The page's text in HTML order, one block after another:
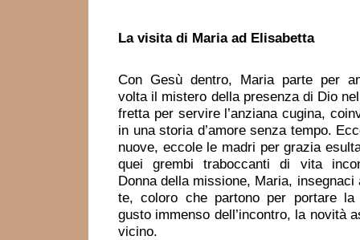
La visita di Maria ad Elisabetta
Con Gesù dentro, Maria parte per
volta il mistero della presenza di Dio
fretta per servire l’anziana cugina,
in una storia d’amore senza tempo.
nuove, eccole le madri per grazia
quei grembi traboccanti di vita
Donna della missione, Maria, insegnaci
te, coloro che partono per portare
gusto immenso dell’incontro, la novità
vicino.